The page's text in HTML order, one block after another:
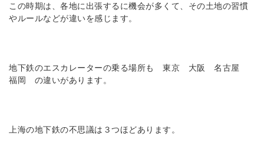
この時期は、各地に出張するに機会が多くて、その土地の習慣
やルールなどが違いを感じます。
地下鉄のエスカレーターの乗る場所も 東京 大阪 名古屋
福岡 の違いがあります。
上海の地下鉄の不思議は３つほどあります。